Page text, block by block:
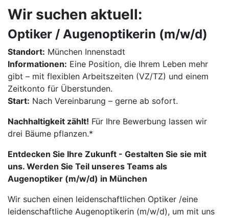
Wir suchen aktuell:
Optiker / Augenoptikerin (m/w/d)
Standort: München Innenstadt
Informationen: Eine Position, die Ihrem Leben mehr
gibt – mit flexiblen Arbeitszeiten (VZ/TZ) und einem
Zeitkonto für Überstunden.
Start: Nach Vereinbarung – gerne ab sofort.
Nachhaltigkeit zählt! Für Ihre Bewerbung lassen wir
drei Bäume pflanzen.*
Entdecken Sie Ihre Zukunft - Gestalten Sie sie mit
uns. Werden Sie Teil unseres Teams als
Augenoptiker (m/w/d) in München
Wir suchen einen leidenschaftlichen Optiker /eine
leidenschaftliche Augenoptikerin (m/w/d), um mit uns